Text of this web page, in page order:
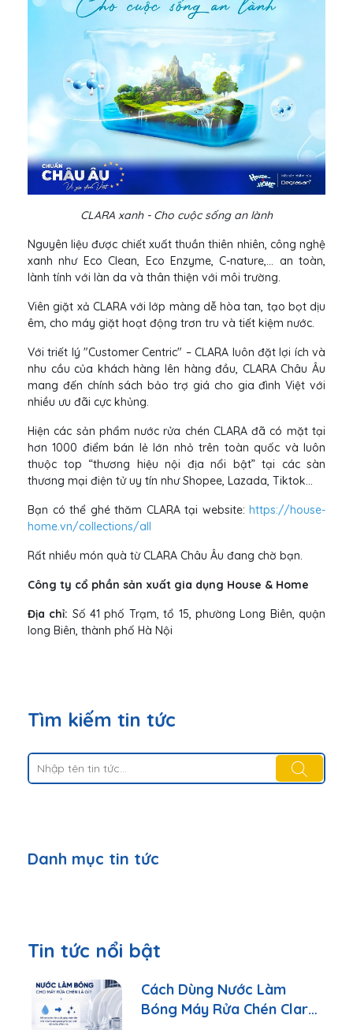
CLARA xanh - Cho cuộc sống an lành
Nguyên liệu được chiết xuất thuần thiên nhiên, công nghệ
xanh như Eco Clean, Eco Enzyme, C-nature,... an toàn,
lành tính với làn da và thân thiện với môi trường.
Viên giặt xả CLARA với lớp màng dễ hòa tan, tạo bọt dịu
êm, cho máy giặt hoạt động trơn tru và tiết kiệm nước.
Với triết lý "Customer Centric" – CLARA luôn đặt lợi ích và
nhu cầu của khách hàng lên hàng đầu, CLARA Châu Âu
mang đến chính sách bảo trợ giá cho gia đình Việt với
nhiều ưu đãi cực khủng.
Hiện các sản phẩm nước rửa chén CLARA đã có mặt tại
hơn 1000 điểm bán lẻ lớn nhỏ trên toàn quốc và luôn
thuộc top “thương hiệu nội địa nổi bật” tại các sàn
thương mại điện tử uy tín như Shopee, Lazada, Tiktok…
Bạn có thể ghé thăm CLARA tại website: https://house-
home.vn/collections/all
Rất nhiều món quà từ CLARA Châu Âu đang chờ bạn.
Công ty cổ phần sản xuất gia dụng House & Home
Địa chỉ: Số 41 phố Trạm, tổ 15, phường Long Biên, quận
long Biên, thành phố Hà Nội
Tìm kiếm tin tức
Danh mục tin tức
Tin tức nổi bật
Cách Dùng Nước Làm
Bóng Máy Rửa Chén Clara